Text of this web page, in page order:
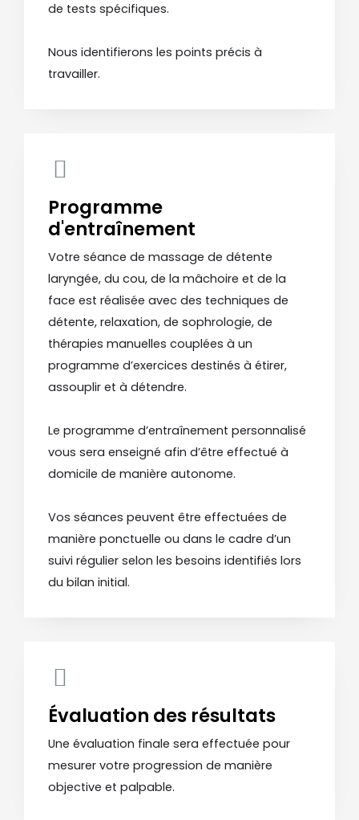
de tests spécifiques.
Nous identifierons les points précis à
travailler.
Programme
d'entraînement
Votre séance de massage de détente
laryngée, du cou, de la mâchoire et de la
face est réalisée avec des techniques de
détente, relaxation, de sophrologie, de
thérapies manuelles couplées à un
programme d’exercices destinés à étirer,
assouplir et à détendre.
Le programme d’entraînement personnalisé
vous sera enseigné afin d’être effectué à
domicile de manière autonome.
Vos séances peuvent être effectuées de
manière ponctuelle ou dans le cadre d’un
suivi régulier selon les besoins identifiés lors
du bilan initial.
Évaluation des résultats
Une évaluation finale sera effectuée pour
mesurer votre progression de manière
objective et palpable.